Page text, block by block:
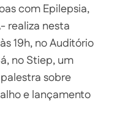
com Epilepsia,
realiza nesta
19h, no Auditório
no Stiep, um
sobre
e lançamento